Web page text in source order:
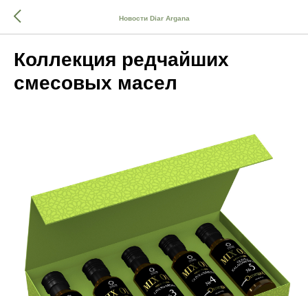
Новости Diar Argana
Коллекция редчайших
смесовых масел